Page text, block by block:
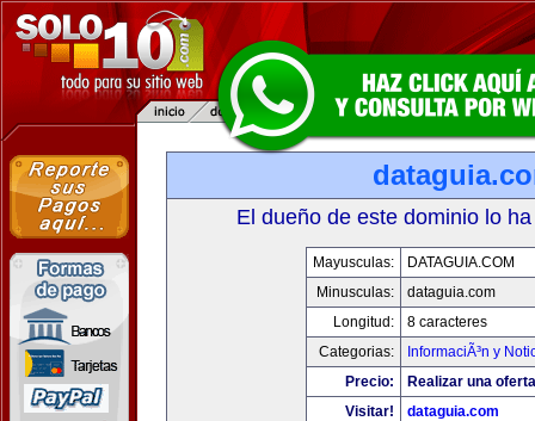
El dueño de este dominio lo
Mayusculas:
DATAGUIA.COM
Minusculas:
dataguia.com
Longitud:
8 caracteres
Categorias:
InformaciÃ³n y
Precio:
Realizar una
Visitar!
dataguia.com